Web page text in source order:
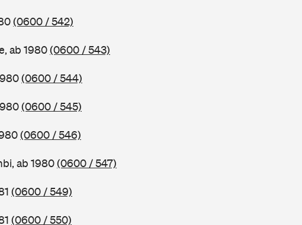
(0600 / 542)
ab 1980(0600 / 543)
(0600 / 544)
(0600 / 545)
(0600 / 546)
ab 1980(0600 / 547)
(0600 / 549)
(0600 / 550)